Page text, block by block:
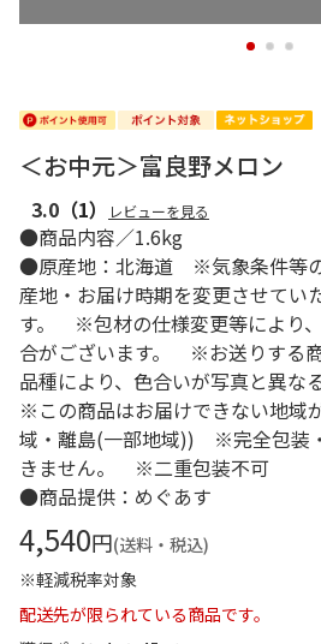
1 2 3
＜お中元＞富良野メロン
3.0 （1） レビューを見る
●商品内容／1.6kg
●原産地：北海道 ※気象条件等
産地・お届け時期を変更させてい
す。 ※包材の仕様変更等により
合がございます。 ※お送りする
品種により、色合いが写真と異な
※この商品はお届けできない地域
域・離島(一部地域)) ※完全包装
きません。 ※二重包装不可
●商品提供：めぐあす
4,540円(送料・税込)
※軽減税率対象
配送先が限られている商品です。